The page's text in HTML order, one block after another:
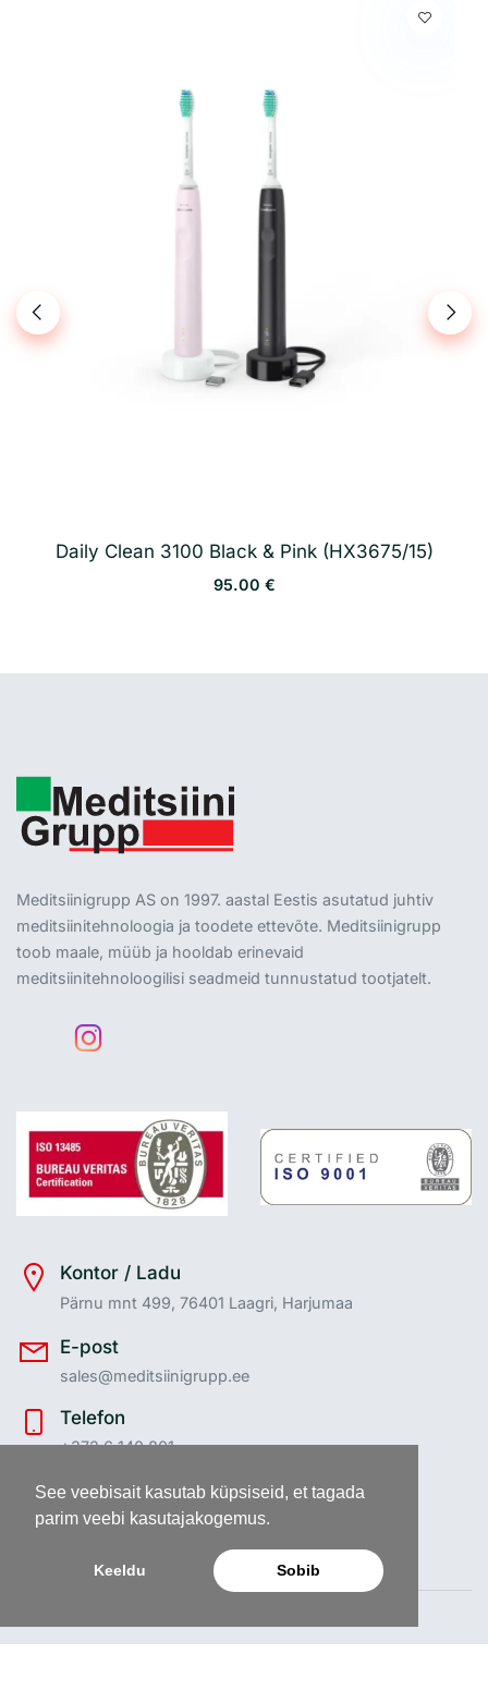
See veebisait kasutab küpsiseid, et tagada
parim veebi kasutajakogemus.
Keeldu Sobib
Daily Clean 3100 Black & Pink (HX3675/15)
95.00 €
Meditsiinigrupp AS on 1997. aastal Eestis asutatud juhtiv
meditsiinitehnoloogia ja toodete ettevõte. Meditsiinigrupp
toob maale, müüb ja hooldab erinevaid
meditsiinitehnoloogilisi seadmeid tunnustatud tootjatelt.
Kontor / Ladu
Pärnu mnt 499, 76401 Laagri, Harjumaa
E-post
sales@meditsiinigrupp.ee
Telefon
+372 6 140 801
Klienditeenindus
E-R: 09:00 - 16:30